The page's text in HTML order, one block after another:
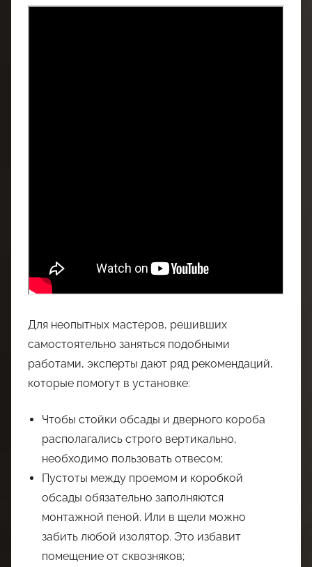
Для неопытных мастеров, решивших
самостоятельно заняться подобными
работами, эксперты дают ряд рекомендаций,
которые помогут в установке:
Чтобы стойки обсады и дверного короба
располагались строго вертикально,
необходимо пользовать отвесом;
Пустоты между проемом и коробкой
обсады обязательно заполняются
монтажной пеной. Или в щели можно
забить любой изолятор. Это избавит
помещение от сквозняков;